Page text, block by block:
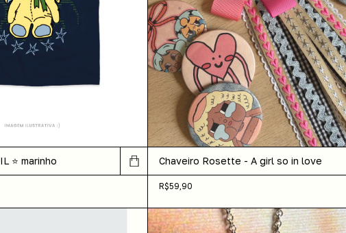
⭐️ marinho Chaveiro Rosette - A girl so in love
R$59,90